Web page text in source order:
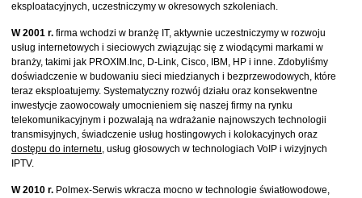
eksploatacyjnych, uczestniczymy w okresowych szkoleniach.
W 2001 r. firma wchodzi w branżę IT, aktywnie uczestniczymy w rozwoju
usług internetowych i sieciowych związując się z wiodącymi markami w
branży, takimi jak PROXIM.Inc, D-Link, Cisco, IBM, HP i inne. Zdobyliśmy
doświadczenie w budowaniu sieci miedzianych i bezprzewodowych, które
teraz eksploatujemy. Systematyczny rozwój działu oraz konsekwentne
inwestycje zaowocowały umocnieniem się naszej firmy na rynku
telekomunikacyjnym i pozwalają na wdrażanie najnowszych technologii
transmisyjnych, świadczenie usług hostingowych i kolokacyjnych oraz
dostępu do internetu, usług głosowych w technologiach VoIP i wizyjnych
IPTV.
W 2010 r. Polmex-Serwis wkracza mocno w technologie światłowodowe,